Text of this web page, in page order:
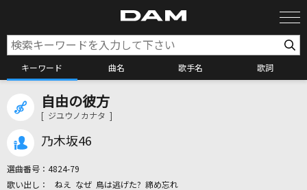
キーワード 曲名 歌手名 歌詞
自由の彼方
[ ジユウノカナタ ]
乃木坂46
選曲番号： 4824-79
ねえ なぜ 鳥は逃げた? 締め忘れ